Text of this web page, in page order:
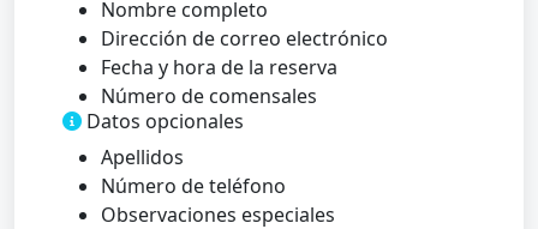
Nombre completo
Dirección de correo electrónico
Fecha y hora de la reserva
Número de comensales
Datos opcionales
Apellidos
Número de teléfono
Observaciones especiales